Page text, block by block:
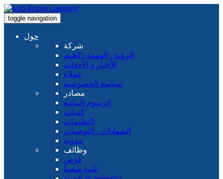
toggle navigation
حول
شركة
الرؤية - المهمة - القيم
الأخبار و الأحداث
عملاء
سياسة الخصوصية
مصادر
الرسوم البيانية
كتيبات
التعليمات
الشهادات - التوصيات
مدونة
وظائف
فرص
تلبية شعبنا